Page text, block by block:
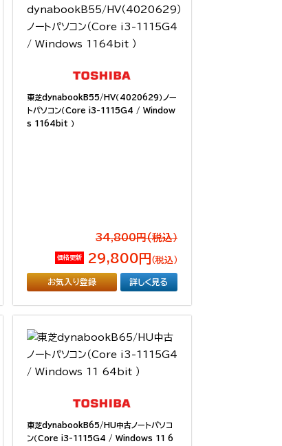
東芝dynabookB55/HV（4020629）ノー
トパソコン（Core i3-1115G4 / Window
s 1164bit ）
34,800円(税込）
価格更新 29,800円 （税込）
お気入り登録 詳しく見る
東芝dynabookB65/HU中古ノートパソコ
ン（Core i3-1115G4 / Windows 11 6